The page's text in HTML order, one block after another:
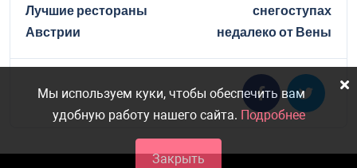
Лучшие рестораны
Австрии
снегоступах
недалеко от Вены
Мы используем куки, чтобы обеспечить вам
удобную работу нашего сайта. Подробнее
Закрыть